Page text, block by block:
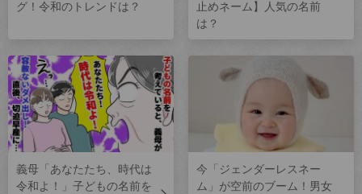
グ！令和のトレンドは？
止めネーム】人気の名前
は？
義母「あなたたち、時代は
令和よ！」子どもの名前を
今「ジェンダーレスネー
ム」が空前のブーム！男女